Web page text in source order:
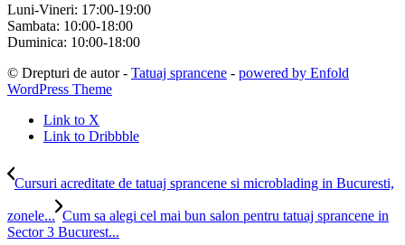
Luni-Vineri: 17:00-19:00
Sambata: 10:00-18:00
Duminica: 10:00-18:00
© Drepturi de autor - Tatuaj sprancene - powered by Enfold
WordPress Theme
Link to X
Link to Dribbble
Cursuri acreditate de tatuaj sprancene si microblading in Bucuresti,
zonele... Cum sa alegi cel mai bun salon pentru tatuaj sprancene in
Sector 3 Bucurest...